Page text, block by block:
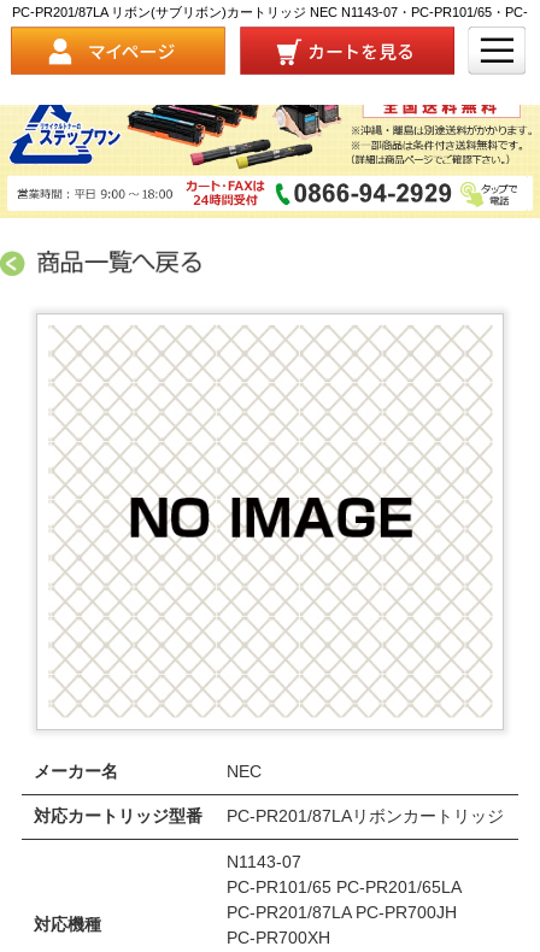
PC-PR201/87LA リボン(サブリボン)カートリッジ NEC N1143-07・PC-PR101/65・PC-
PR201/65LA/87LA・PC-PR700(JH/XH)・PR-D201HX/D700JX(2)/D700XX 対応 商品
メーカー名 NEC
対応カートリッジ型番 PC-PR201/87LAリボンカートリッジ
対応機種
N1143-07
PC-PR101/65 PC-PR201/65LA
PC-PR201/87LA PC-PR700JH
PC-PR700XH